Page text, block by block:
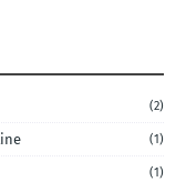
(2)
(1)
(1)